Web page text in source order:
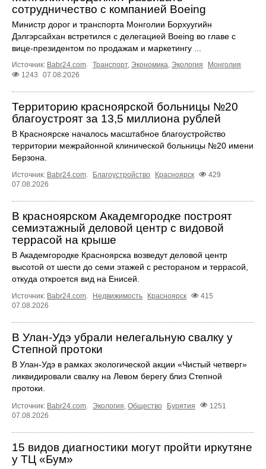
сотрудничество с компанией Boeing
Министр дорог и транспорта Монголии Борхуугийн
Дэлгэрсайхан встретился с делегацией Boeing во главе с
вице-президентом по продажам и маркетингу ...
Источник: Babr24.com. Транспорт, Экономика, Экология
Монголия
1243
07.08.2026
Территорию красноярской больницы №20
благоустроят за 13,5 миллиона рублей
В Красноярске началось масштабное благоустройство
территории межрайонной клинической больницы №20 имени
Берзона.
Источник: Babr24.com. Благоустройство Красноярск
429
07.08.2026
В красноярском Академгородке построят
семиэтажный деловой центр с видовой
террасой на крыше
В Академгородке Красноярска возведут деловой центр
высотой от шести до семи этажей с рестораном и террасой,
откуда откроется вид на Енисей.
Источник: Babr24.com. Недвижимость Красноярск
415
07.08.2026
В Улан-Удэ убрали нелегальную свалку у
Степной протоки
В Улан-Удэ в рамках экологической акции «Чистый четверг»
ликвидировали свалку на Левом берегу близ Степной
протоки.
Источник: Babr24.com Экология Общество Бурятия
1251
07.08.2026
15 видов диагностики могут пройти иркутяне
у ТЦ «Бум»